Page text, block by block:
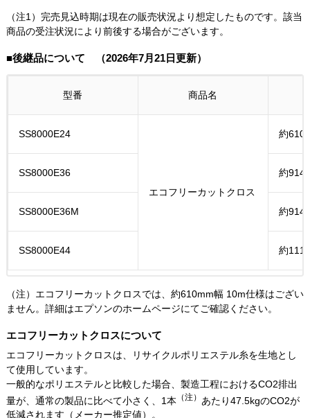
（注1）完売見込時期は現在の販売状況より想定したものです。該当
商品の受注状況により前後する場合がございます。
■後継品について （2026年7月21日更新）
型番 商品名
SS8000E24
エコフリーカットクロス
約
SS8000E36 約
SS8000E36M 約
SS8000E44 約
（注）エコフリーカットクロスでは、約610mm幅 10m仕様はござい
ません。詳細はエプソンのホームページにてご確認ください。
エコフリーカットクロスについて
エコフリーカットクロスは、リサイクルポリエステル糸を生地とし
て使用しています。
一般的なポリエステルと比較した場合、製造工程におけるCO2排出
量が、通常の製品に比べて小さく、1本 （注） あたり47.5kgのCO2が
低減されます（メーカー推定値）。